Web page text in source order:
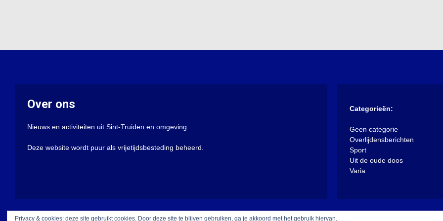
Over ons
Nieuws en activiteiten uit Sint-Truiden en omgeving.
Deze website wordt puur als vrijetijdsbesteding beheerd.
Categorieën:
Geen categorie
Overlijdensberichten
Sport
Uit de oude doos
Varia
Privacy & cookies: deze site gebruikt cookies. Door deze site te blijven gebruiken, ga je akkoord met het gebruik hiervan.